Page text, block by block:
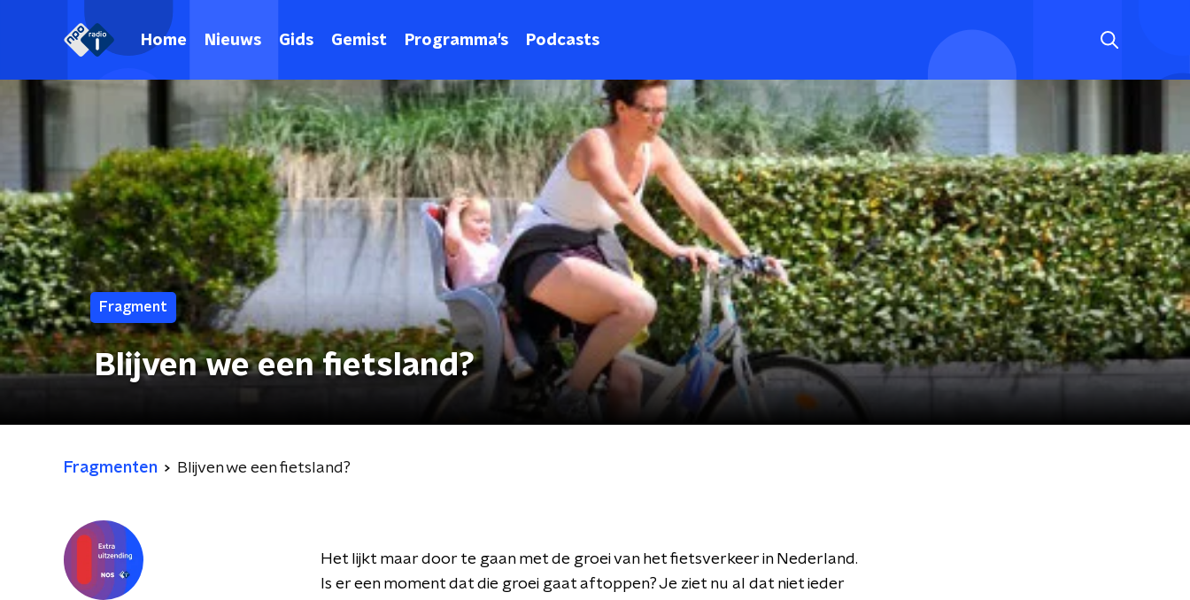
Home Nieuws Gids Gemist Programma's Podcasts
Fragment
Blijven we een fietsland?
Fragmenten Blijven we een fietsland?
Het lijkt maar door te gaan met de groei van het fietsverkeer in Nederland.
Is er een moment dat die groei gaat aftoppen? Je ziet nu al dat niet ieder